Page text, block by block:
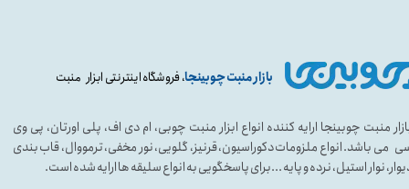
بازار منبت چوبینجا، فروشگاه اینترنتی ابزار منبت
منبت چوبینجا ارایه کننده انواع ابزار منبت چوبی، ام دی اف، پلی اورتان، پی وی
می باشد. انواع ملزومات دکوراسیون، قرنیز، گلویی، نور مخفی، ترمووال، قاب بندی
نوار استیل، نرده و پایه ...برای پاسخگویی به انواع سلیقه ها ارایه شده است.